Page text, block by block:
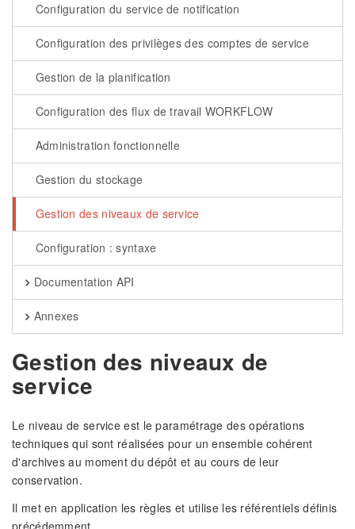
Configuration du service de notification
Configuration des privilèges des comptes de service
Gestion de la planification
Configuration des flux de travail WORKFLOW
Administration fonctionnelle
Gestion du stockage
Gestion des niveaux de service
Configuration : syntaxe
Documentation API
Annexes
Gestion des niveaux de
service
Le niveau de service est le paramétrage des opérations
techniques qui sont réalisées pour un ensemble cohérent
d'archives au moment du dépôt et au cours de leur
conservation.
Il met en application les règles et utilise les référentiels définis
précédemment.